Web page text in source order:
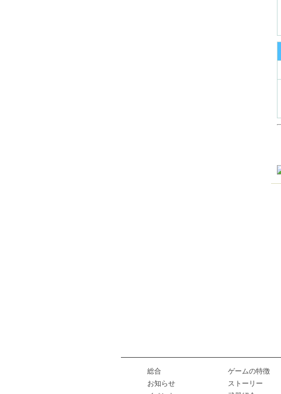
総合
お知らせ
ゲームの特徴
ストーリー